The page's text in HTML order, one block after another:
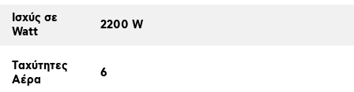
Ισχύς σε
Watt
2200 W
Ταχύτητες
Αέρα
6